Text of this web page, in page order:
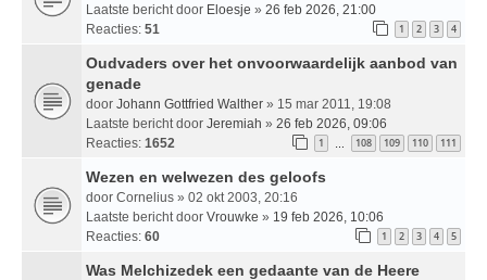
Laatste bericht door Eloesje » 26 feb 2026, 21:00
Reacties: 51 1 2 3 4
Oudvaders over het onvoorwaardelijk aanbod van
genade
door Johann Gottfried Walther » 15 mar 2011, 19:08
Laatste bericht door Jeremiah » 26 feb 2026, 09:06
Reacties: 1652 1 … 108 109 110 111
Wezen en welwezen des geloofs
door Cornelius » 02 okt 2003, 20:16
Laatste bericht door Vrouwke » 19 feb 2026, 10:06
Reacties: 60 1 2 3 4 5
Was Melchizedek een gedaante van de Heere